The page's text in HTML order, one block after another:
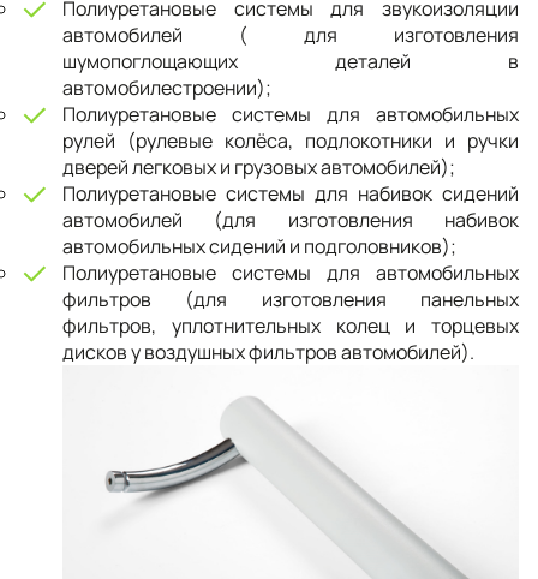
Полиуретановые системы для звукоизоляции
автомобилей ( для изготовления
шумопоглощающих деталей в
автомобилестроении);
Полиуретановые системы для автомобильных
рулей (рулевые колёса, подлокотники и ручки
дверей легковых и грузовых автомобилей);
Полиуретановые системы для набивок сидений
автомобилей (для изготовления набивок
автомобильных сидений и подголовников);
Полиуретановые системы для автомобильных
фильтров (для изготовления панельных
фильтров, уплотнительных колец и торцевых
дисков у воздушных фильтров автомобилей).